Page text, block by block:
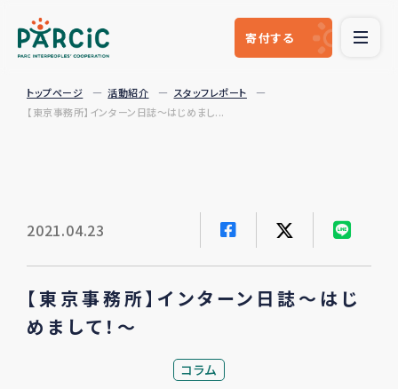
寄付する
トップページ 活動紹介
スタッフレポート
【東京事務所】インターン日誌～はじめまし...
2021.04.23
【東京事務所】インターン日誌～はじ
めまして！～
コラム